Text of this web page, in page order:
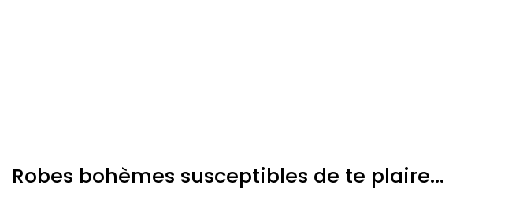
Robes bohèmes susceptibles de te plaire...